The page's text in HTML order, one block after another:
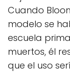
Cuando
modelo se
escuela
muertos, él
que el uso